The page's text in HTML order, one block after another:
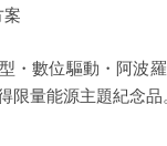
・數位驅動・阿波
限量能源主題紀念品。